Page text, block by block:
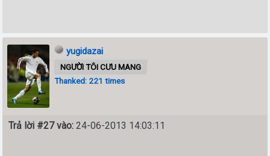
yugidazai
NGƯỜI TÔI CƯU MANG
Thanked: 221 times
Trả lời #27 vào: 24-06-2013 14:03:11